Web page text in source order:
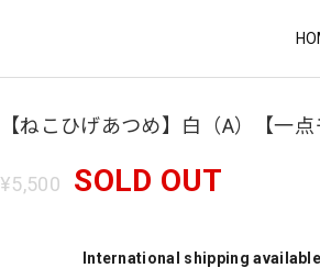
【ねこひげあつめ】白（A）【一
¥5,500 SOLD OUT
International shipping